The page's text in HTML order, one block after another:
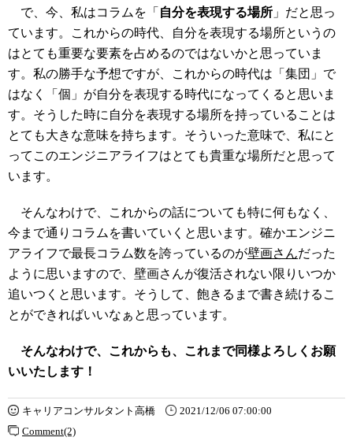
で、今、私はコラムを「 自分を表現する場所 」だと思っ
ています。これからの時代、自分を表現する場所というの
はとても重要な要素を占めるのではないかと思っていま
す。私の勝手な予想ですが、これからの時代は「集団」で
はなく「個」が自分を表現する時代になってくると思いま
す。そうした時に自分を表現する場所を持っていることは
とても大きな意味を持ちます。そういった意味で、私にと
ってこのエンジニアライフはとても貴重な場所だと思って
います。
そんなわけで、これからの話についても特に何もなく、
今まで通りコラムを書いていくと思います。確かエンジニ
アライフで最長コラム数を誇っているのが壁画さんだった
ように思いますので、壁画さんが復活されない限りいつか
追いつくと思います。そうして、飽きるまで書き続けるこ
とができればいいなぁと思っています。
そんなわけで、これからも、これまで同様よろしくお願
いいたします！
キャリアコンサルタント高橋
2021/12/06 07:00:00
Comment(2)